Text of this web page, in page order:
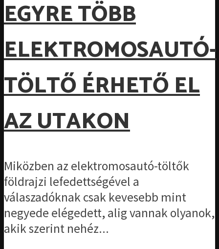
EGYRE TÖBB
ELEKTROMOSAUTÓ-
TÖLTŐ ÉRHETŐ EL
AZ UTAKON
Miközben az elektromosautó-töltők
földrajzi lefedettségével a
válaszadóknak csak kevesebb mint
negyede elégedett, alig vannak olyanok,
akik szerint nehéz...